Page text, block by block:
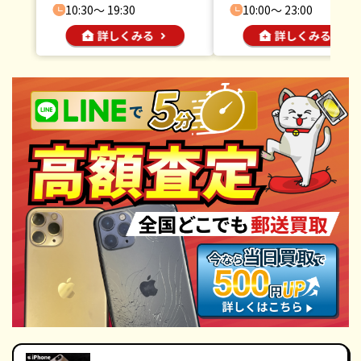
10:30〜 19:30 10:00〜 23:00